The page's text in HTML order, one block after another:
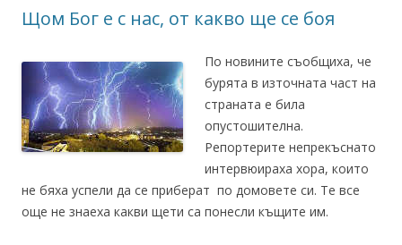
Щом Бог е с нас, от какво ще се боя
По новините съобщиха, че
бурята в източната част на
страната е била
опустошителна.
Репортерите непрекъснато
интервюираха хора, които
не бяха успели да се приберат по домовете си. Те все
още не знаеха какви щети са понесли къщите им.